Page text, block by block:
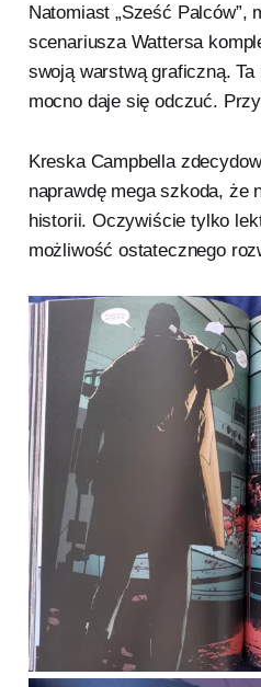
Natomiast „Sześć Palców”,
scenariusza Wattersa
swoją warstwą graficzną.
mocno daje się odczuć.
Kreska Campbella
naprawdę mega szkoda, że
historii. Oczywiście tylko
możliwość ostatecznego